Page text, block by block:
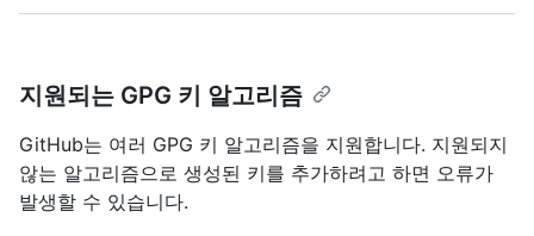
지원되는 GPG 키 알고리즘
GitHub는 여러 GPG 키 알고리즘을 지원합니다. 지원되지
않는 알고리즘으로 생성된 키를 추가하려고 하면 오류가
발생할 수 있습니다.